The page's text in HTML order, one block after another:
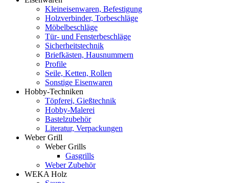
Kleineisenwaren, Befestigung
Holzverbinder, Torbeschläge
Möbelbeschläge
Tür- und Fensterbeschläge
Sicherheitstechnik
Briefkästen, Hausnummern
Profile
Seile, Ketten, Rollen
Sonstige Eisenwaren
Hobby-Techniken
Töpferei, Gießtechnik
Hobby-Malerei
Bastelzubehör
Literatur, Verpackungen
Weber Grill
Weber Grills
Gasgrills
Weber Zubehör
WEKA Holz